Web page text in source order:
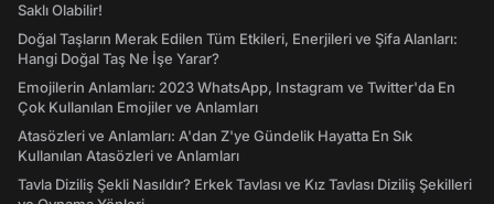
Saklı Olabilir!
Doğal Taşların Merak Edilen Tüm Etkileri, Enerjileri ve Şifa Alanları:
Hangi Doğal Taş Ne İşe Yarar?
Emojilerin Anlamları: 2023 WhatsApp, Instagram ve Twitter'da En
Çok Kullanılan Emojiler ve Anlamları
Atasözleri ve Anlamları: A'dan Z'ye Gündelik Hayatta En Sık
Kullanılan Atasözleri ve Anlamları
Tavla Diziliş Şekli Nasıldır? Erkek Tavlası ve Kız Tavlası Diziliş Şekilleri